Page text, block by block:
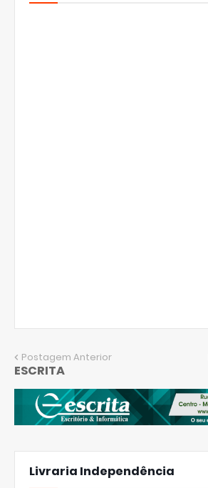
Postagem Anterior
ESCRITA
Livraria Independência